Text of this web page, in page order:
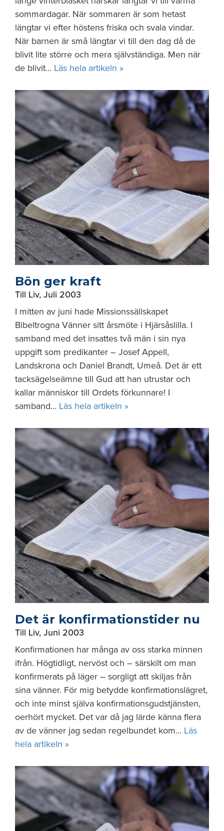
sommardagar. När sommaren är som hetast
längtar vi efter höstens friska och svala vindar.
När barnen är små längtar vi till den dag då de
blivit lite större och mera självständiga. Men när
de blivit… Läs hela artikeln »
Bön ger kraft
Till Liv, Juli 2003
I mitten av juni hade Missionssällskapet
Bibeltrogna Vänner sitt årsmöte i Hjärsåslilla. I
samband med det insattes två män i sin nya
uppgift som predikanter – Josef Appell,
Landskrona och Daniel Brandt, Umeå. Det är ett
tacksägelseämne till Gud att han utrustar och
kallar människor till Ordets förkunnare! I
samband… Läs hela artikeln »
Det är konfirmationstider nu
Till Liv, Juni 2003
Konfirmationen har många av oss starka minnen
ifrån. Högtidligt, nervöst och – särskilt om man
konfirmerats på läger – sorgligt att skiljas från
sina vänner. För mig betydde konfirmationslägret,
och inte minst själva konfirmationsgudstjänsten,
oerhört mycket. Det var då jag lärde känna flera
av de vänner jag sedan regelbundet kom… Läs
hela artikeln »